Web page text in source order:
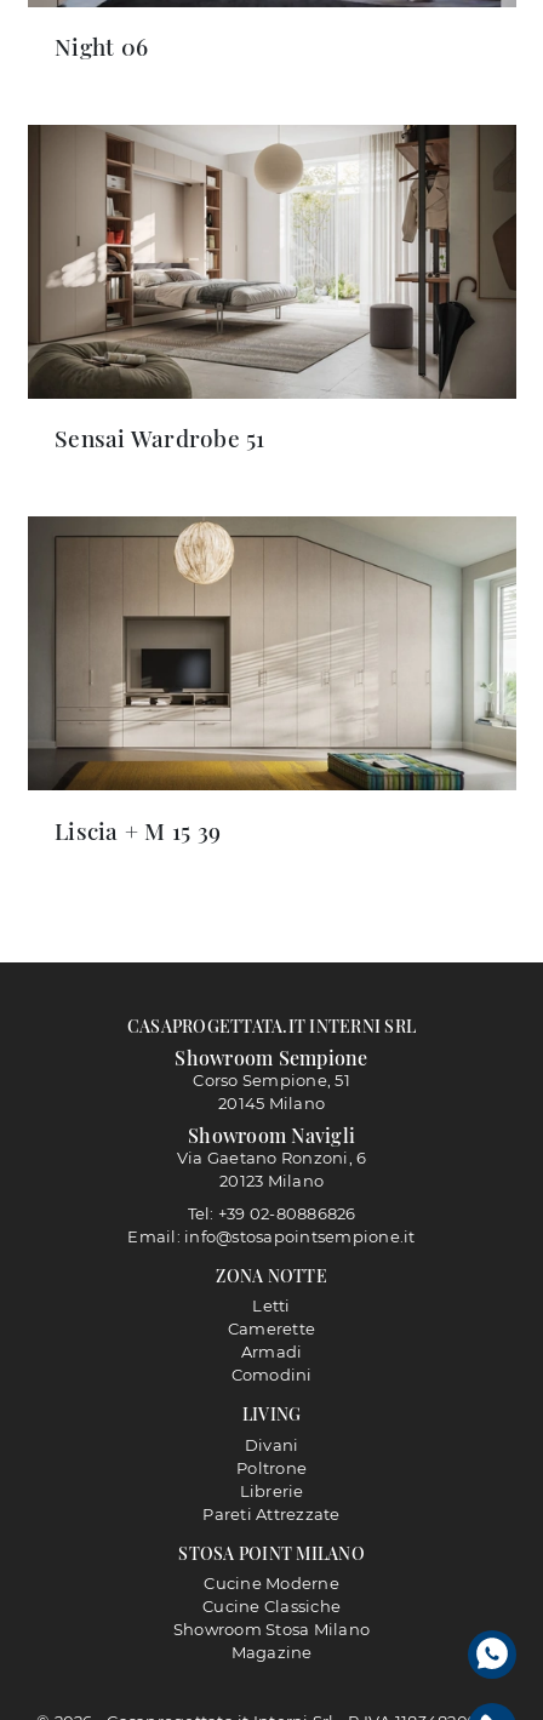
Night 06
Sensai Wardrobe 51
Liscia + M 15 39
STOSA POINT MILANO
Cucine Moderne
Cucine Classiche
Showroom Stosa Milano
Magazine
LIVING
Divani
Poltrone
Librerie
Pareti Attrezzate
ZONA NOTTE
Letti
Camerette
Armadi
Comodini
CASAPROGETTATA.IT INTERNI SRL
Showroom Sempione
Corso Sempione, 51
20145 Milano
Showroom Navigli
Via Gaetano Ronzoni, 6
20123 Milano
Tel: +39 02-80886826
Email: info@stosapointsempione.it